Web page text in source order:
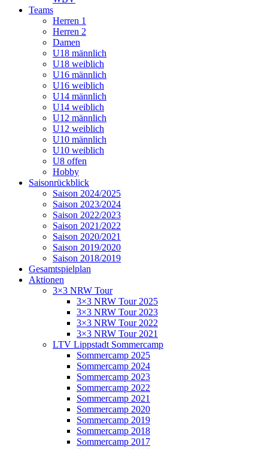
Teams
Herren 1
Herren 2
Damen
U18 männlich
U18 weiblich
U16 männlich
U16 weiblich
U14 männlich
U14 weiblich
U12 männlich
U12 weiblich
U10 männlich
U10 weiblich
U8 offen
Hobby
Saisonrückblick
Saison 2024/2025
Saison 2023/2024
Saison 2022/2023
Saison 2021/2022
Saison 2020/2021
Saison 2019/2020
Saison 2018/2019
Gesamtspielplan
Aktionen
3×3 NRW Tour
3×3 NRW Tour 2025
3×3 NRW Tour 2023
3×3 NRW Tour 2022
3×3 NRW Tour 2021
LTV Lippstadt Sommercamp
Sommercamp 2025
Sommercamp 2024
Sommercamp 2023
Sommercamp 2022
Sommercamp 2021
Sommercamp 2020
Sommercamp 2019
Sommercamp 2018
Sommercamp 2017